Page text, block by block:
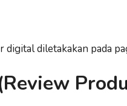
diletakakan pada